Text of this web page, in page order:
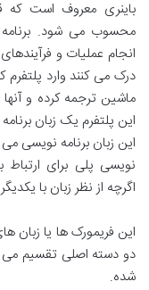
باینری معروف است که
محسوب می شود. برنامه
انجام عملیات و
درک می کنند وارد پلتفرم
ماشین ترجمه کرده و
این پلتفرم یک زبان
این زبان برنامه نویسی
نویسی پلی برای
اگرچه از نظر زبان با
این فریمورک ها یا زبان
دو دسته اصلی تقسیم می
شده.